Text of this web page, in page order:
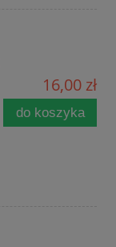
16,00 zł
do koszyka